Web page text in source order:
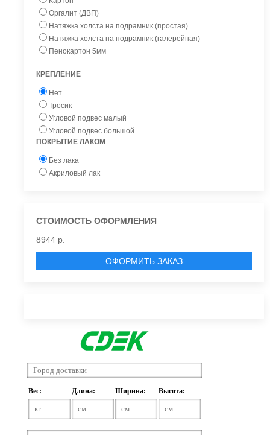
Оргалит (ДВП)
Натяжка холста на подрамник (простая)
Натяжка холста на подрамник (галерейная)
Пенокартон 5мм
КРЕПЛЕНИЕ
Нет
Тросик
Угловой подвес малый
Угловой подвес большой
ПОКРЫТИЕ ЛАКОМ
Без лака
Акриловый лак
СТОИМОСТЬ ОФОРМЛЕНИЯ
8944 р.
ОФОРМИТЬ ЗАКАЗ